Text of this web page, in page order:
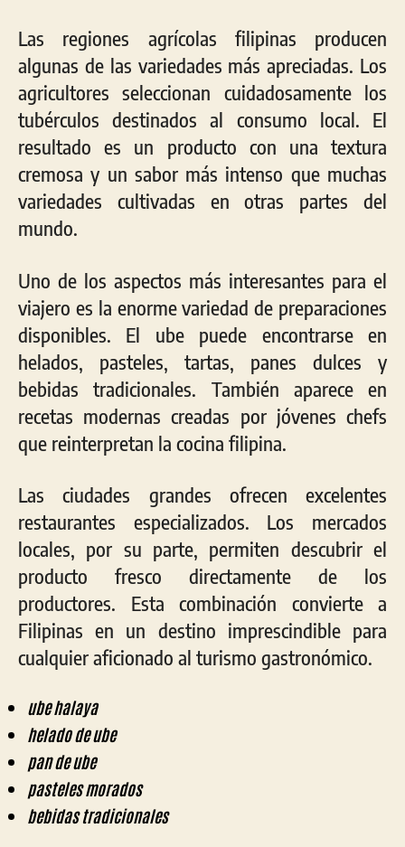
Las regiones agrícolas filipinas producen
algunas de las variedades más apreciadas. Los
agricultores seleccionan cuidadosamente los
tubérculos destinados al consumo local. El
resultado es un producto con una textura
cremosa y un sabor más intenso que muchas
variedades cultivadas en otras partes del
mundo.
Uno de los aspectos más interesantes para el
viajero es la enorme variedad de preparaciones
disponibles. El ube puede encontrarse en
helados, pasteles, tartas, panes dulces y
bebidas tradicionales. También aparece en
recetas modernas creadas por jóvenes chefs
que reinterpretan la cocina filipina.
Las ciudades grandes ofrecen excelentes
restaurantes especializados. Los mercados
locales, por su parte, permiten descubrir el
producto fresco directamente de los
productores. Esta combinación convierte a
Filipinas en un destino imprescindible para
cualquier aficionado al turismo gastronómico.
ube halaya
helado de ube
pan de ube
pasteles morados
bebidas tradicionales